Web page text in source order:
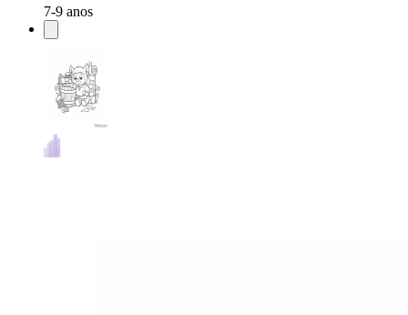
7-9 anos